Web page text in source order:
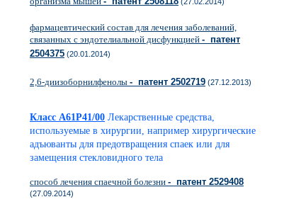
фармацевтический состав для лечения заболеваний,
связанных с эндотелиальной дисфункцией - патент
2504375 (20.01.2014)
2,6-диизоборнилфенолы - патент 2502719 (27.12.2013)
Класс A61P41/00 Лекарственные средства,
используемые в хирургии, например хирургические
адъюванты для предотвращения спаек или для
замещения стекловидного тела
способ лечения спаечной болезни - патент 2529408
(27.09.2014)